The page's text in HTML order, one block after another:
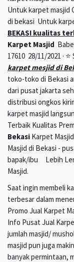
Untuk karpet masjid
di bekasi Untuk
BEKASI kualitas
Karpet Masjid
17610 28/11/2021 ·
karpet mesjid di
toko-toko di Bekasi
dari pusat jakarta
distribusi ongkos
karpet masjid
Terbaik Kualitas
Bekasi Karpet
Masjid di Bekasi -
bapak/ibu Lebih
Masjid.
Saat ingin membeli
terbesar dalam
Promo Jual Karpet
Info Pusat Jual
jumlah masjid/
masjid pun juga
banyak permintaan,